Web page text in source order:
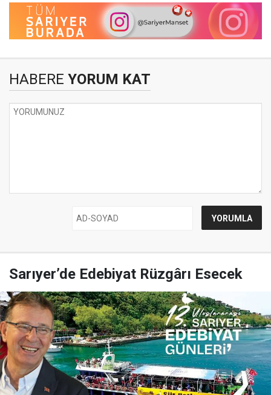
HABERE YORUM KAT
Sarıyer’de Edebiyat Rüzgârı Esecek